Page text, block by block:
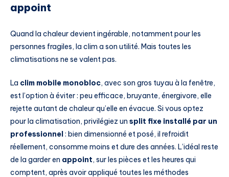
appoint
Quand la chaleur devient ingérable, notamment pour les
personnes fragiles, la clim a son utilité. Mais toutes les
climatisations ne se valent pas.
La clim mobile monobloc, avec son gros tuyau à la fenêtre,
est l’option à éviter : peu efficace, bruyante, énergivore, elle
rejette autant de chaleur qu’elle en évacue. Si vous optez
pour la climatisation, privilégiez un split fixe installé par un
professionnel: bien dimensionné et posé, il refroidit
réellement, consomme moins et dure des années. L’idéal reste
de la garder en appoint, sur les pièces et les heures qui
comptent, après avoir appliqué toutes les méthodes